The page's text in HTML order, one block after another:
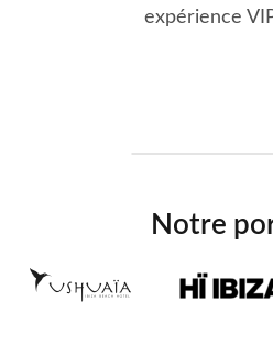
expérience
Notre